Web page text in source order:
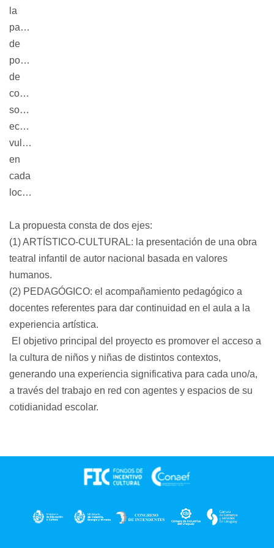
la
participación
de
poblaciones
de
contexto
socio
económico
vulnerable
en
cada
localidad.
La propuesta consta de dos ejes:
(1) ARTÍSTICO-CULTURAL: la presentación de una obra
teatral infantil de autor nacional basada en valores
humanos.
(2) PEDAGÓGICO: el acompañamiento pedagógico a
docentes referentes para dar continuidad en el aula a la
experiencia artística.
El objetivo principal del proyecto es promover el acceso a
la cultura de niños y niñas de distintos contextos,
generando una experiencia significativa para cada uno/a,
a través del trabajo en red con agentes y espacios de su
cotidianidad escolar.